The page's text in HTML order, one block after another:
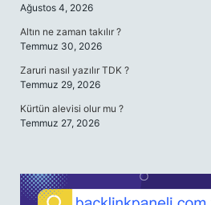
Ağustos 4, 2026
Altın ne zaman takılır ?
Temmuz 30, 2026
Zaruri nasıl yazılır TDK ?
Temmuz 29, 2026
Kürtün alevisi olur mu ?
Temmuz 27, 2026